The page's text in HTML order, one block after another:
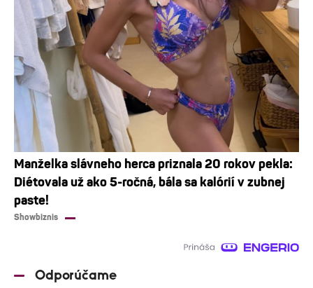
Manželka slávneho herca priznala 20 rokov pekla:
Diétovala už ako 5-ročná, bála sa kalórií v zubnej
paste!
Showbiznis
Odporúčame